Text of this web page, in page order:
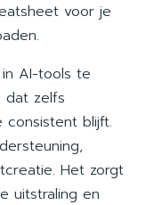
voor je
AI-tools te
dat zelfs
consistent blijft.
Het zorgt
uitstraling en